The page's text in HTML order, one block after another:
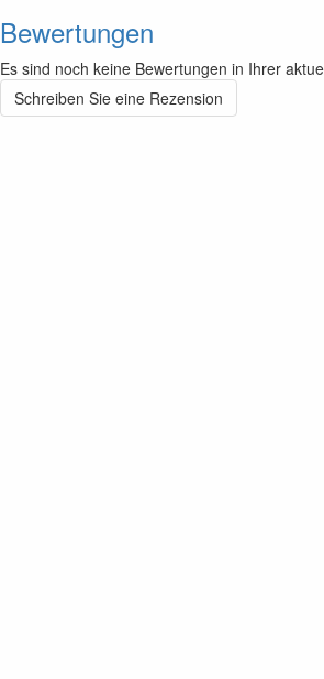
Bewertungen
Es sind noch keine Bewertungen in Ihrer
Schreiben Sie eine Rezension